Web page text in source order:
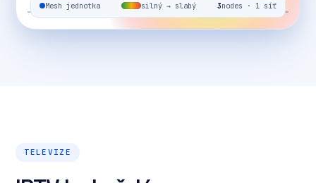
Mesh jednotka silný → slabý 3nodes · 1 síť
TELEVIZE